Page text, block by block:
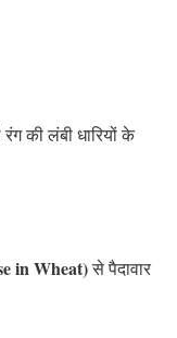
की लंबी धारियों के
in Wheat)से पैदावार